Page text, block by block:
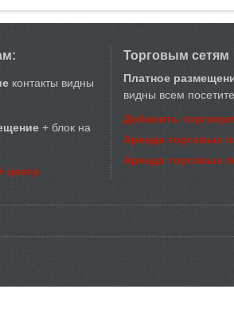
контакты видны
+ блок на
центр
Торговым сетям
Платное
видны всем
Добавить
Аренда торговых
Аренда торговых